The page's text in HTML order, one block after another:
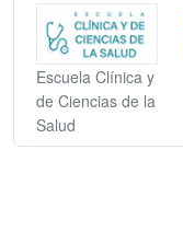
Escuela Clínica y
de Ciencias de la
Salud